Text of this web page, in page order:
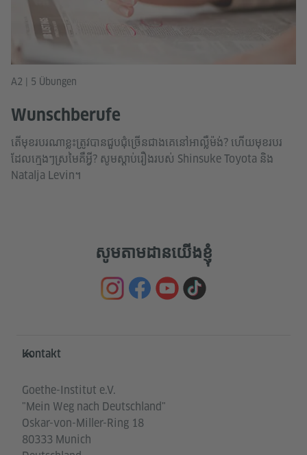
A2 | 5 Übungen
Wunschberufe
តើមុខរបរណាខ្លះត្រូវបានជួបជុំច្រើនជាងគេនៅអាល្លឺម៉ង់? ហើយមុខរបរ
ដែលក្មេងៗស្រមៃគឺអ្វី? សូមស្តាប់រឿងរបស់ Shinsuke Toyota និង
Natalja Levin។
សូមតាមដានយើងខ្ញុំ
Service- und Informationsbereich
Kontakt
Goethe-Institut e.V.
"Mein Weg nach Deutschland"
Oskar-von-Miller-Ring 18
80333 Munich